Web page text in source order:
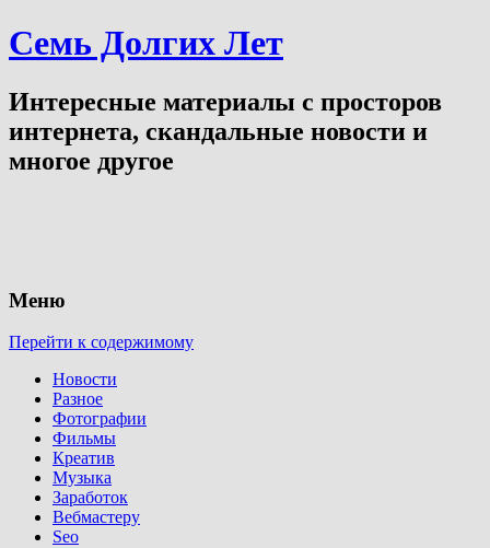
Семь Долгих Лет
Интересные материалы с просторов
интернета, скандальные новости и
многое другое
Меню
Перейти к содержимому
Новости
Разное
Фотографии
Фильмы
Креатив
Музыка
Заработок
Вебмастеру
Seo